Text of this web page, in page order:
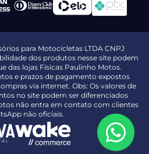
para Motocicletas LTDA CNPJ
dos produtos nesse site podem
das lojas Físicas Paulinho Motos.
e prazos de pagamento expostos
via internet. Obs: Os valores de
no site podem ser diferenciados
não entra em contato com clientes
não oficiais.